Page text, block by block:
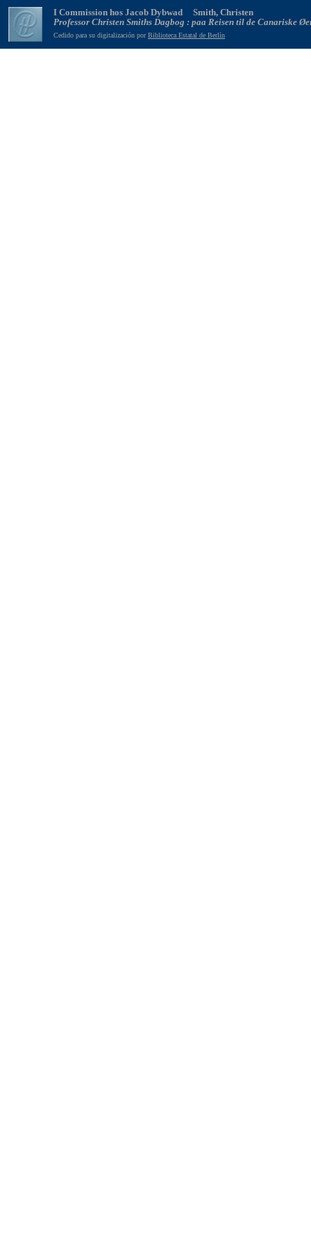
I Commission hos Jacob Dybwad Smith, Christen
Professor Christen Smiths Dagbog : paa Reisen til de Canariske
Cedido para su digitalización porBiblioteca Estatal de Berlín